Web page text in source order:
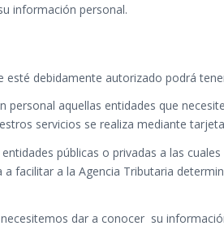
información personal.
debidamente autorizado podrá
aquellas entidades que
servicios se realiza mediante
públicas o privadas a las
facilitar a la Agencia Tributaria
dar a conocer su